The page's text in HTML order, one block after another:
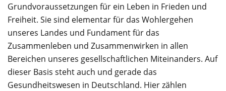
Grundvoraussetzungen für ein Leben in Frieden und
Freiheit. Sie sind elementar für das Wohlergehen
unseres Landes und Fundament für das
Zusammenleben und Zusammenwirken in allen
Bereichen unseres gesellschaftlichen Miteinanders. Auf
dieser Basis steht auch und gerade das
Gesundheitswesen in Deutschland. Hier zählen